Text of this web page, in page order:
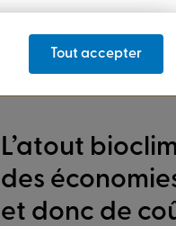
L’atout
des
et donc de
Tout accepter